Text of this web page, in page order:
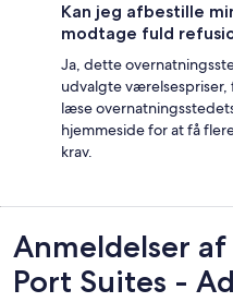
Kan jeg afbestille
modtage fuld
Ja, dette
udvalgte
læse
hjemmeside for at få
krav.
Anmeldelser
Anmeldelser
Port Suites -